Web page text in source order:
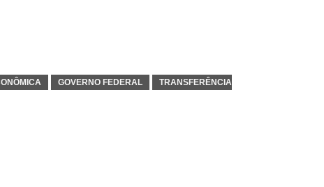
GOVERNO FEDERAL
TRANSFERÊNCIA